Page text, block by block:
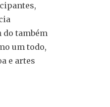
do também
um todo,
e artes